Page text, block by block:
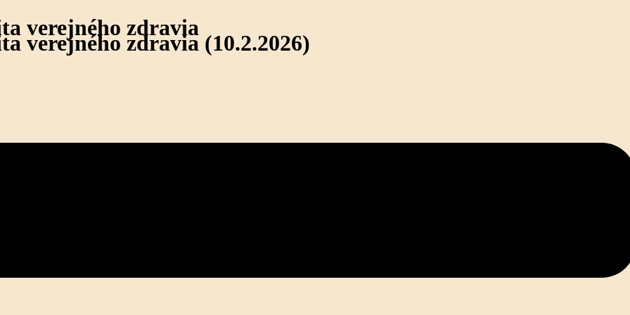
verejného zdravia (10.2.2026)
verejného zdravia